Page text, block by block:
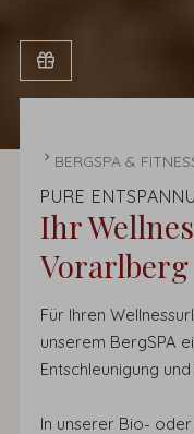
STARTSEITE
BERGSPA &
PURE
Ihr
Vorarlberg
Für Ihren
unserem BergSPA
Entschleunigung
In unserer Bio-